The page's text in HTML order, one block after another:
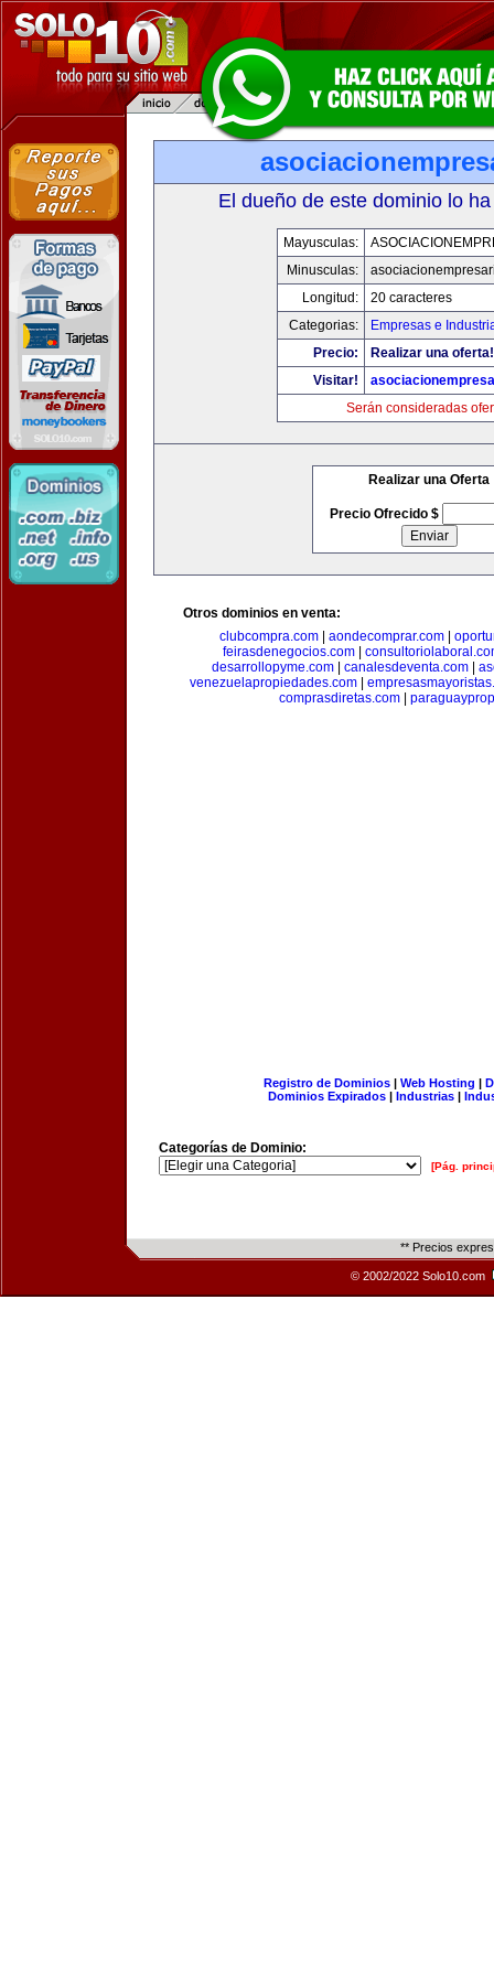
El dueño de este dominio lo
Mayusculas:
Minusculas:
Longitud:
20 caracteres
Categorias:
Empresas e
Precio:
Realizar una oferta!
Visitar!
Serán consideradas
Realizar una Oferta
Precio Ofrecido $
Otros dominios en venta:
clubcompra.com
aondecomprar.com
feirasdenegocios.com|
desarrollopyme.com| canalesdeventa.com|
venezuelapropiedades.com|
comprasdiretas.com
Registro de Dominios| Web Hosting |
Dominios Expirados | Industrias |
Categorías de Dominio:
[Pág.
** Precios
© 2002/2022 Solo10.com